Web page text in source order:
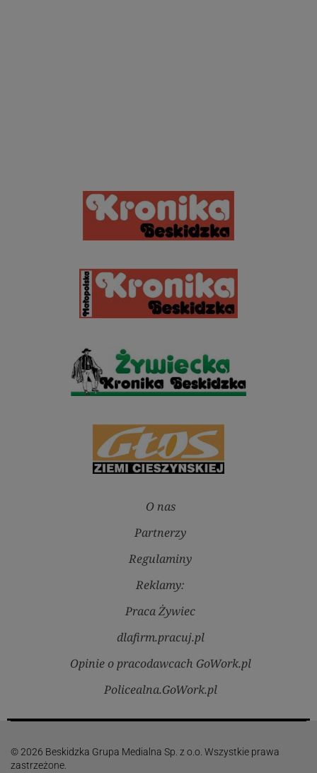
O nas
Partnerzy
Regulaminy
Reklamy:
Praca Żywiec
dlafirm.pracuj.pl
Opinie o pracodawcach GoWork.pl
Policealna.GoWork.pl
© 2026 Beskidzka Grupa Medialna Sp. z o.o. Wszystkie prawa
zastrzeżone.